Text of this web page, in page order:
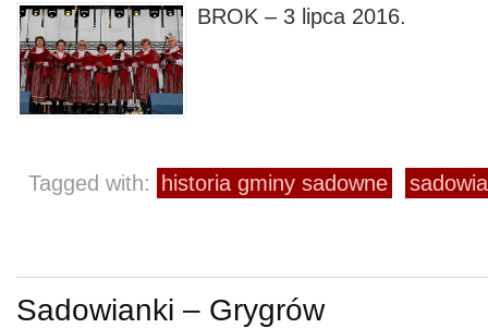
BROK – 3 lipca 2016.
Tagged with: historia gminy sadowne
Sadowianki – Grygrów